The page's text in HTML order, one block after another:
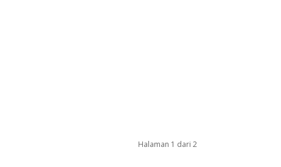
Halaman 1 dari 2